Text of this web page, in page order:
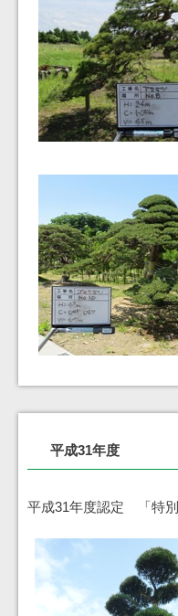
平成31年度
平成31年度認定 「特別